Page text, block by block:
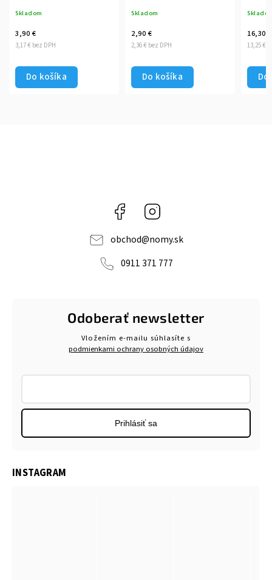
Skladom
3,17 € bez DPH
3,90 €
Do košíka
Skladom
2,36 € bez DPH
2,90 €
Do košíka
13,25 €
16,30 €
Facebook
obchod@nomy.sk
0911 371 777
Odoberať newsletter
Vložením e-mailu súhlasíte s
podmienkami ochrany osobných údajov
Prihlásiť sa
INSTAGRAM